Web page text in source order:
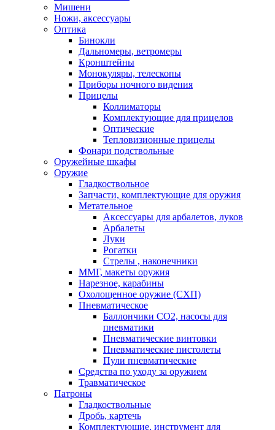
Мишени
Ножи, аксессуары
Оптика
Бинокли
Дальномеры, ветромеры
Кронштейны
Монокуляры, телескопы
Приборы ночного видения
Прицелы
Коллиматоры
Комплектующие для прицелов
Оптические
Тепловизионные прицелы
Фонари подствольные
Оружейные шкафы
Оружие
Гладкоствольное
Запчасти, комплектующие для оружия
Метательное
Аксессуары для арбалетов, луков
Арбалеты
Луки
Рогатки
Стрелы , наконечники
ММГ, макеты оружия
Нарезное, карабины
Охолощенное оружие (СХП)
Пневматическое
Баллончики СО2, насосы для
пневматики
Пневматические винтовки
Пневматические пистолеты
Пули пневматические
Средства по уходу за оружием
Травматическое
Патроны
Гладкоствольные
Дробь, картечь
Комплектующие, инструмент для